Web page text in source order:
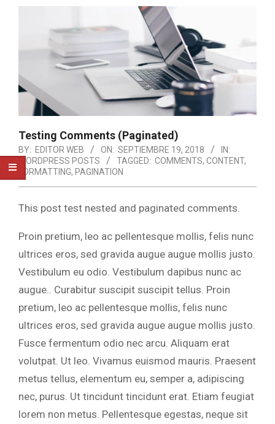
Testing Comments (Paginated)
BY: EDITOR WEB ON: SEPTIEMBRE 19, 2018
IN:
WORDPRESS POSTS
TAGGED: COMMENTS, CONTENT,
FORMATTING, PAGINATION
This post test nested and paginated comments.
Proin pretium, leo ac pellentesque mollis, felis nunc
ultrices eros, sed gravida augue augue mollis justo.
Vestibulum eu odio. Vestibulum dapibus nunc ac
augue.. Curabitur suscipit suscipit tellus. Proin
pretium, leo ac pellentesque mollis, felis nunc
ultrices eros, sed gravida augue augue mollis justo.
Fusce fermentum odio nec arcu. Aliquam erat
volutpat. Ut leo. Vivamus euismod mauris. Praesent
metus tellus, elementum eu, semper a, adipiscing
nec, purus. Ut tincidunt tincidunt erat. Etiam feugiat
lorem non metus. Pellentesque egestas, neque sit